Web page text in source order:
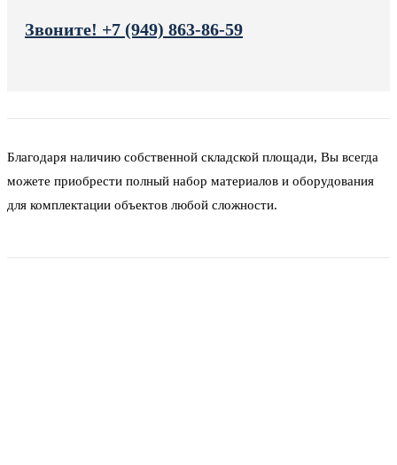
Звоните! +7 (949) 863-86-59
Благодаря наличию собственной складской площади, Вы всегда
можете приобрести полный набор материалов и оборудования
для комплектации объектов любой сложности.